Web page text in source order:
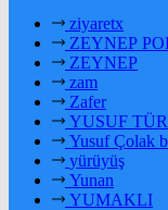
ziyaretx
ZEYNEP
ZEYNEP
zam
Zafer
YUSUF
Yusuf Çolak
yürüyüş
Yunan
YUMAKLI